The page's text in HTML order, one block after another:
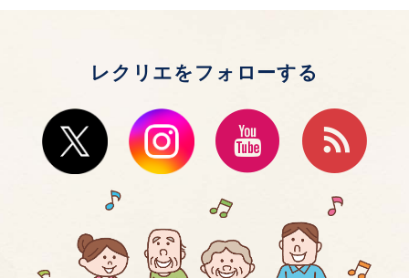
レクリエをフォローする